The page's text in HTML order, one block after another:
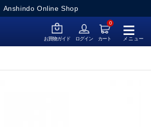
Anshindo Online Shop
≡
メニュー
お買物ガイド ログイン
0
カート